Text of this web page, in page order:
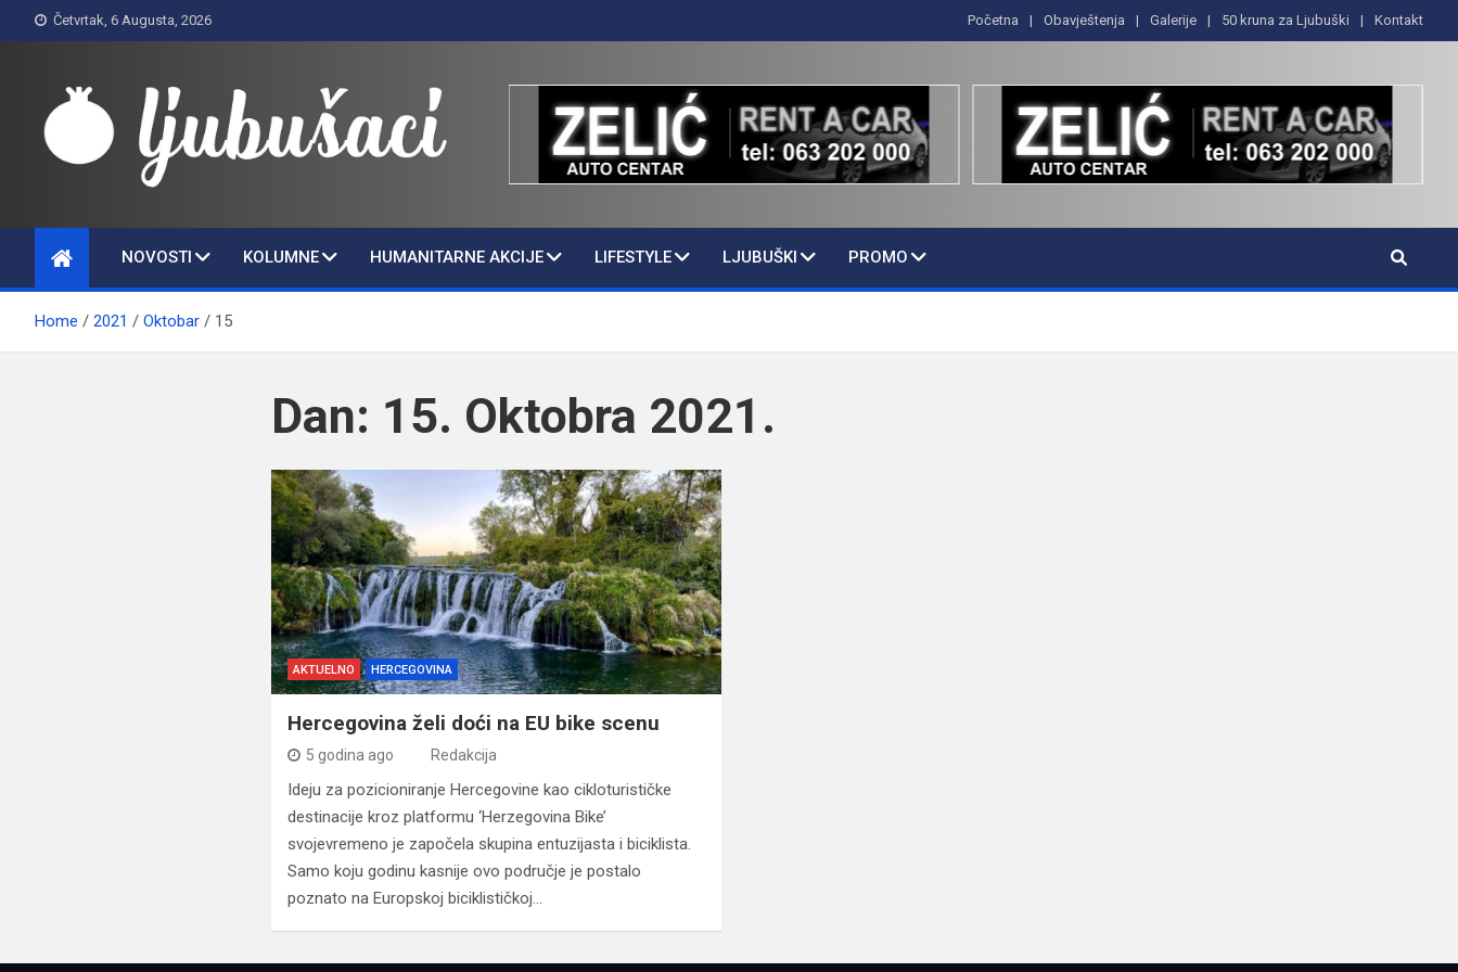
to
Četvrtak, 6 Augusta, 2026 Početna Obavještenja Galerije 50 kruna za Ljubuški Kontakt
Ljubušaci
NOVOSTI KOLUMNE HUMANITARNE AKCIJE LIFESTYLE LJUBUŠKI PROMO
Home 2021 Oktobar 15
Dan: 15. Oktobra 2021.
AKTUELNO HERCEGOVINA
Hercegovina želi doći na EU bike scenu
5 godina ago Redakcija
Ideju za pozicioniranje Hercegovine kao cikloturističke
destinacije kroz platformu ‘Herzegovina Bike’
svojevremeno je započela skupina entuzijasta i biciklista.
Samo koju godinu kasnije ovo područje je postalo
poznato na Europskoj biciklističkoj…